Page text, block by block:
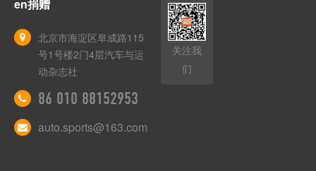
en捐赠
北京市海淀区阜成路115
号1号楼2门4层汽车与运
动杂志社
86 010 88152953
auto.sports@163.com
关注我
们